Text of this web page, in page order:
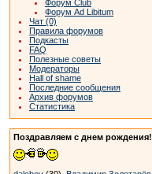
Форум Club
Форум Ad Libitum
Чат (0)
Правила форумов
Подкасты
FAQ
Полезные советы
Модераторы
Hall of shame
Последние сообщения
Архив форумов
Статистика
Поздравляем с днем рождения!